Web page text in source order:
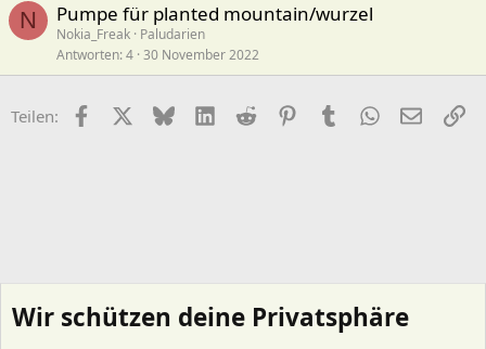
N Pumpe für planted mountain/wurzel
Nokia_Freak Paludarien
Antworten 4 30 November 2022
Teilen: FacebookX (Twitter)
BlueskyLinkedIn
Reddit PinterestTumblr WhatsApp
E-Mail
Wir schützen deine Privatsphäre